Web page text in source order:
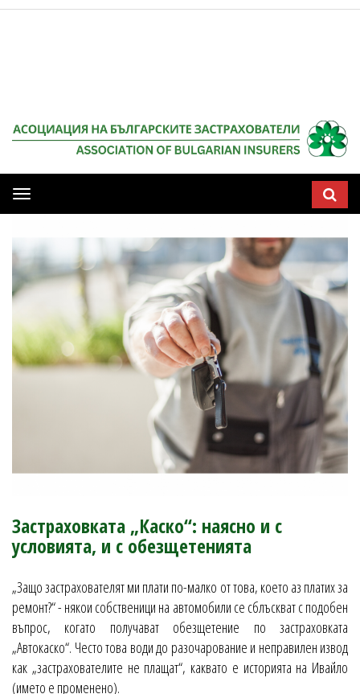
Мобилна
навигация
Застраховката „Каско“: наясно и с
условията, и с обезщетенията
„Защо застрахователят ми плати по-малко от това, което аз платих за
ремонт?“ - някои собственици на автомобили се сблъскват с подобен
въпрос, когато получават обезщетение по застраховката
„Автокаско“. Често това води до разочарование и неправилен извод
как „застрахователите не плащат“, каквато е историята на Ивайло
(името е променено).